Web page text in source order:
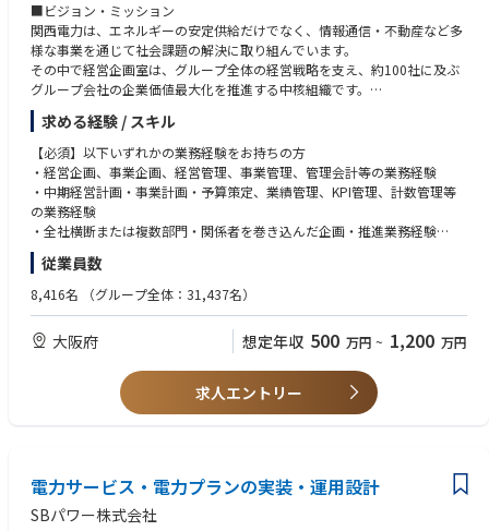
■ビジョン・ミッション
関西電力は、エネルギーの安定供給だけでなく、情報通信・不動産など多
様な事業を通じて社会課題の解決に取り組んでいます。
その中で経営企画室は、グループ全体の経営戦略を支え、約100社に及ぶ
グループ会社の企業価値最大化を推進する中核組織です。
本ポジションでは、グループ経営計画の策定・推進や経営管理、ガバナン
ス体制の構築・高度化を通じて、関西電力グループ全体の持続的な成長を
支える重要な役割を担っていただきます。
■職務内容
今回募集するポジションでは、グループ会社の経営管理およびグループガ
バナンスの高度化を中心に、以下の業務に従事いただきます。
①グループ経営計画の策定・経営管理
・グループ経営計画の策定・推進
・グループ会社の業績管理・経営分析
・グループ会社との調整・経営状況の確認
・経営会議資料・報告資料の作成
②グループガバナンス・制度整備
・グループガバナンス体制の検討・高度化
一定期間これらの業務に携わった後、ご本人の希望や適性を踏まえ、グル
ープ会社での企画・経営管理業務や、本体の企画部門、事業部門な
求める経験 / スキル
【必須】以下いずれかの業務経験をお持ちの方
・経営企画、事業企画、経営管理、事業管理、管理会計等の業務経験
・中期経営計画・事業計画・予算策定、業績管理、KPI管理、計数管理等
の業務経験
・全社横断または複数部門・関係者を巻き込んだ企画・推進業務経験
【歓迎】
・グループ会社・子会社の経営管理やガバナンスに関する業務経験
進経験
・財務諸表、管理会計、事業計画、投資評価、内部統制に関する基礎知識
・コーポレートガバナンス、リスク管理、内部統制等に関する知見
従業員数
8,416名 （グループ全体：31,437名）
大阪府 想定年収 500 万円 ~ 1,200 万円
求人エントリー
電力サービス・電力プランの実装・運用設計
SBパワー株式会社